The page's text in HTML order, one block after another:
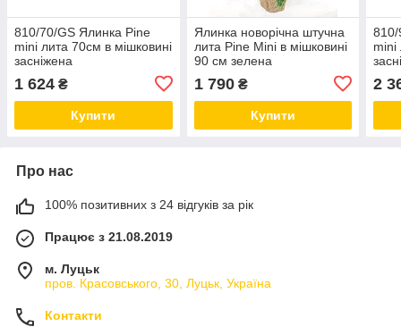
810/70/GS Ялинка Pine
mini лита 70см в мішковині
засніжена
1 624 ₴
Купити
Ялинка новорічна штучна
лита Pine Mini в мішковині
90 см зелена
1 790₴
Купити
810/
mini
2
Про нас
100% позитивних з 24 відгуків за рік
Працює з 21.08.2019
м. Луцьк
пров. Красовського, 30, Луцьк, Україна
Контакти